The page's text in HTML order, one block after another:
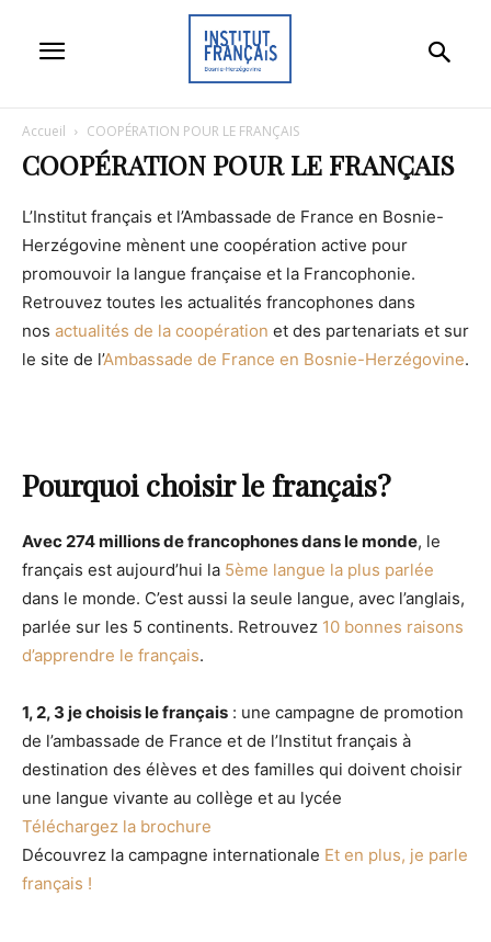
Accueil COOPÉRATION POUR LE FRANÇAIS
COOPÉRATION POUR LE FRANÇAIS
L’Institut français et l’Ambassade de France en Bosnie-
Herzégovine mènent une coopération active pour
promouvoir la langue française et la Francophonie.
Retrouvez toutes les actualités francophones dans
nos actualités de la coopération et des partenariats et sur
le site de l’Ambassade de France en Bosnie-Herzégovine.
Pourquoi choisir le français?
Avec 274 millions de francophones dans le monde, le
français est aujourd’hui la 5ème langue la plus parlée
dans le monde. C’est aussi la seule langue, avec l’anglais,
parlée sur les 5 continents. Retrouvez 10 bonnes raisons
d’apprendre le français.
1, 2, 3 je choisis le français : une campagne de promotion
de l’ambassade de France et de l’Institut français à
destination des élèves et des familles qui doivent choisir
une langue vivante au collège et au lycée
Téléchargez la brochure
Découvrez la campagne internationale Et en plus, je parle
français !